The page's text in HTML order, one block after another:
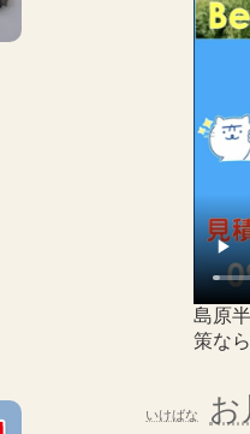
島原
策な
いけばな お